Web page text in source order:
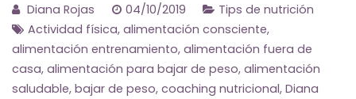
Diana Rojas 04/10/2019
Tips de nutrición
Actividad física, alimentación consciente,
alimentación entrenamiento, alimentación fuera de
casa, alimentación para bajar de peso, alimentación
saludable, bajar de peso, coaching nutricional, Diana